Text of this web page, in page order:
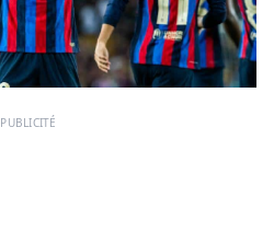
PUBLICITÉ